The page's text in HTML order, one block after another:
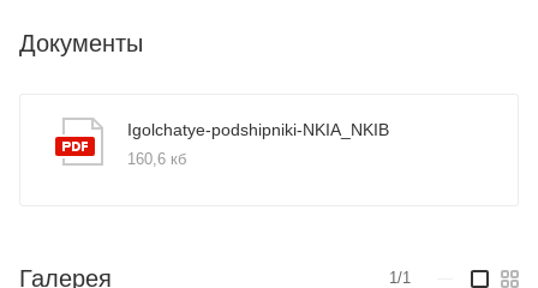
Документы
Igolchatye-podshipniki-NKIA_NKIB
160,6 кб
Галерея 1/1